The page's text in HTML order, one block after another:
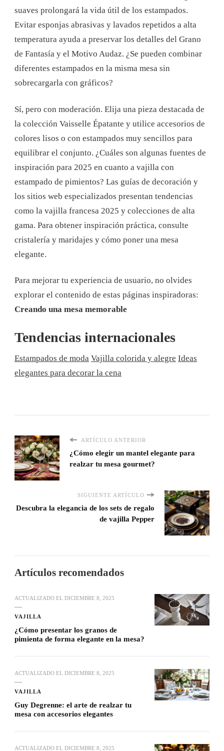
suaves prolongará la vida útil de los estampados.
Evitar esponjas abrasivas y lavados repetidos a alta
temperatura ayuda a preservar los detalles del Grano
de Fantasía y el Motivo Audaz. ¿Se pueden combinar
diferentes estampados en la misma mesa sin
sobrecargarla con gráficos?
Sí, pero con moderación. Elija una pieza destacada de
la colección Vaisselle Épatante y utilice accesorios de
colores lisos o con estampados muy sencillos para
equilibrar el conjunto. ¿Cuáles son algunas fuentes de
inspiración para 2025 en cuanto a vajilla con
estampado de pimientos? Las guías de decoración y
los sitios web especializados presentan tendencias
como la vajilla francesa 2025 y colecciones de alta
gama. Para obtener inspiración práctica, consulte
cristalería y maridajes y cómo poner una mesa
elegante.
Para mejorar tu experiencia de usuario, no olvides
explorar el contenido de estas páginas inspiradoras:
Creando una mesa memorable
Tendencias internacionales
Estampados de moda Vajilla colorida y alegre Ideas
elegantes para decorar la cena
ARTÍCULO ANTERIOR
¿Cómo elegir un mantel elegante para
realzar tu mesa gourmet?
SIGUIENTE ARTÍCULO
Descubra la elegancia de los sets de regalo
de vajilla Pepper
Artículos recomendados
ACTUALIZADO EL DICIEMBRE 8, 2025
VAJILLA
¿Cómo presentar los granos de
pimienta de forma elegante en la mesa?
ACTUALIZADO EL DICIEMBRE 8, 2025
VAJILLA
Guy Degrenne: el arte de realzar tu
mesa con accesorios elegantes
ACTUALIZADO EL DICIEMBRE 8, 2025